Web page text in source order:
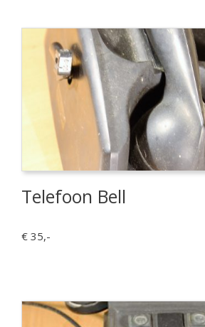
Telefoon Bell
€ 35,-